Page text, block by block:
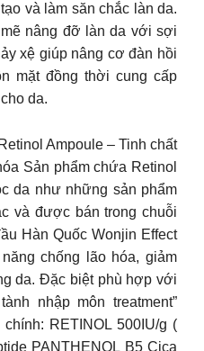
và làm săn chắc làn da.
nâng đỡ làn da với sợi
xệ giúp nâng cơ đàn hồi
mặt đồng thời cung cấp
da.
Ampoule – Tinh chất
Sản phẩm chứa Retinol
da như những sản phẩm
và được bán trong chuỗi
Hàn Quốc Wonjin Effect
chống lão hóa, giảm
da. Đặc biệt phù hợp với
nhập môn treatment”
RETINOL 500IU/g (
PANTHENOL B5 Cica